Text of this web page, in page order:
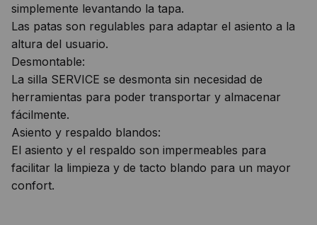
simplemente levantando la tapa.
Las patas son regulables para adaptar el asiento a la
altura del usuario.
Desmontable:
La silla SERVICE se desmonta sin necesidad de
herramientas para poder transportar y almacenar
fácilmente.
Asiento y respaldo blandos:
El asiento y el respaldo son impermeables para
facilitar la limpieza y de tacto blando para un mayor
confort.